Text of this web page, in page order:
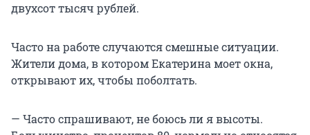
двухсот тысяч рублей.
Часто на работе случаются смешные ситуации.
Жители дома, в котором Екатерина моет окна,
открывают их, чтобы поболтать.
— Часто спрашивают, не боюсь ли я высоты.